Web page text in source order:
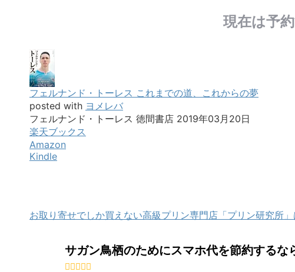
現在は予
フェルナンド・トーレス これまでの道、これからの夢
posted with ヨメレバ
フェルナンド・トーレス 徳間書店 2019年03月20日
楽天ブックス
Amazon
Kindle
お取り寄せでしか買えない高級プリン専門店「プリン研究所」
サガン鳥栖のためにスマホ代を節約するな